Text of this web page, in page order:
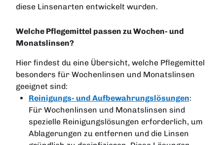
diese Linsenarten entwickelt wurden.
Welche Pflegemittel passen zu Wochen- und
Monatslinsen?
Hier findest du eine Übersicht, welche Pflegemittel
besonders für Wochenlinsen und Monatslinsen
geeignet sind:
Reinigungs- und Aufbewahrungslösungen:
Für Wochenlinsen und Monatslinsen sind
spezielle Reinigungslösungen erforderlich, um
Ablagerungen zu entfernen und die Linsen